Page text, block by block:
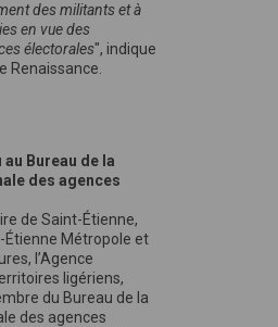
des militants et à
en vue des
électorales", indique
Renaissance.
Bureau de la
des agences
de Saint-Étienne,
Métropole et
l’Agence
ligériens,
du Bureau de la
des agences